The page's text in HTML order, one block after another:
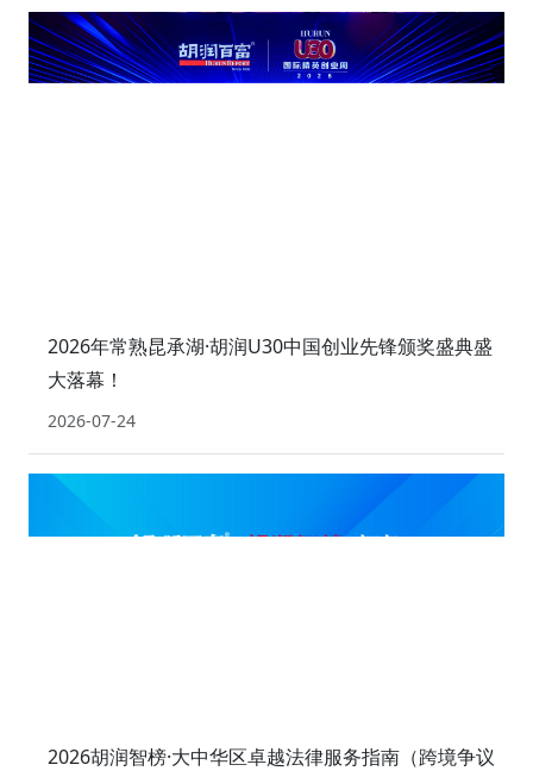
2026年常熟昆承湖·胡润U30中国创业先锋颁奖盛典盛
大落幕！
2026-07-24
2026胡润智榜·大中华区卓越法律服务指南（跨境争议